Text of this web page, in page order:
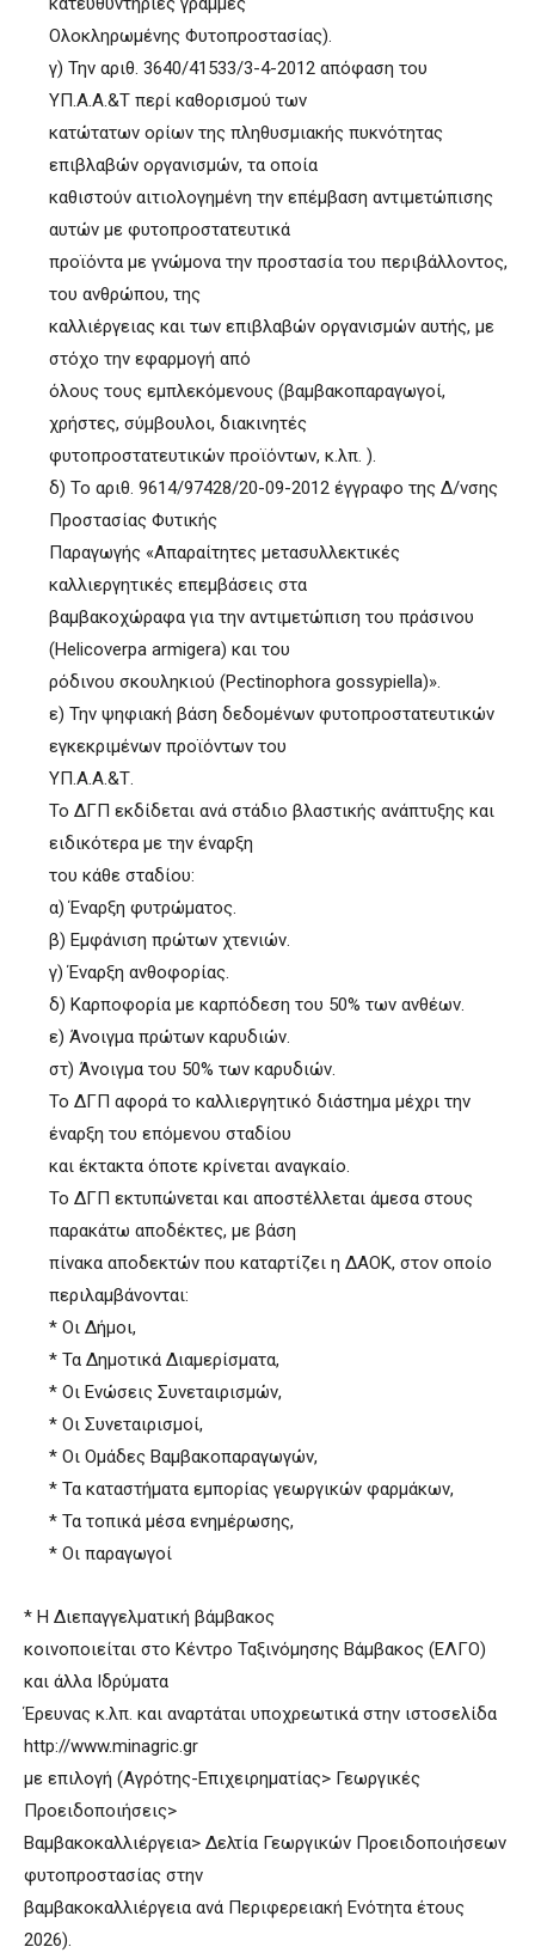
Ολοκληρωμένης Φυτοπροστασίας).
γ) Την αριθ. 3640/41533/3-4-2012 απόφαση του
ΥΠ.Α.Α.&Τ περί καθορισμού των
κατώτατων ορίων της πληθυσμιακής πυκνότητας
επιβλαβών οργανισμών, τα οποία
καθιστούν αιτιολογημένη την επέμβαση αντιμετώπισης
αυτών με φυτοπροστατευτικά
προϊόντα με γνώμονα την προστασία του περιβάλλοντος,
του ανθρώπου, της
καλλιέργειας και των επιβλαβών οργανισμών αυτής, με
στόχο την εφαρμογή από
όλους τους εμπλεκόμενους (βαμβακοπαραγωγοί,
χρήστες, σύμβουλοι, διακινητές
φυτοπροστατευτικών προϊόντων, κ.λπ. ).
δ) Το αριθ. 9614/97428/20-09-2012 έγγραφο της Δ/νσης
Προστασίας Φυτικής
Παραγωγής «Απαραίτητες μετασυλλεκτικές
καλλιεργητικές επεμβάσεις στα
βαμβακοχώραφα για την αντιμετώπιση του πράσινου
(Helicoverpa armigera) και του
ρόδινου σκουληκιού (Pectinophora gossypiella)».
ε) Την ψηφιακή βάση δεδομένων φυτοπροστατευτικών
εγκεκριμένων προϊόντων του
ΥΠ.Α.Α.&Τ.
Το ΔΓΠ εκδίδεται ανά στάδιο βλαστικής ανάπτυξης και
ειδικότερα με την έναρξη
του κάθε σταδίου:
α) Έναρξη φυτρώματος.
β) Εμφάνιση πρώτων χτενιών.
γ) Έναρξη ανθοφορίας.
δ) Καρποφορία με καρπόδεση του 50% των ανθέων.
ε) Άνοιγμα πρώτων καρυδιών.
στ) Άνοιγμα του 50% των καρυδιών.
Το ΔΓΠ αφορά το καλλιεργητικό διάστημα μέχρι την
έναρξη του επόμενου σταδίου
και έκτακτα όποτε κρίνεται αναγκαίο.
Το ΔΓΠ εκτυπώνεται και αποστέλλεται άμεσα στους
παρακάτω αποδέκτες, με βάση
πίνακα αποδεκτών που καταρτίζει η ΔΑΟΚ, στον οποίο
περιλαμβάνονται:
* Οι Δήμοι,
* Τα Δημοτικά Διαμερίσματα,
* Οι Ενώσεις Συνεταιρισμών,
* Οι Συνεταιρισμοί,
* Οι Ομάδες Βαμβακοπαραγωγών,
* Τα καταστήματα εμπορίας γεωργικών φαρμάκων,
* Τα τοπικά μέσα ενημέρωσης,
* Οι παραγωγοί
* Η Διεπαγγελματική βάμβακος
κοινοποιείται στο Κέντρο Ταξινόμησης Βάμβακος (ΕΛΓΟ)
και άλλα Ιδρύματα
Έρευνας κ.λπ. και αναρτάται υποχρεωτικά στην ιστοσελίδα
http://www.minagric.gr
με επιλογή (Αγρότης-Επιχειρηματίας> Γεωργικές
Προειδοποιήσεις>
Βαμβακοκαλλιέργεια> Δελτία Γεωργικών Προειδοποιήσεων
φυτοπροστασίας στην
βαμβακοκαλλιέργεια ανά Περιφερειακή Ενότητα έτους
2026).